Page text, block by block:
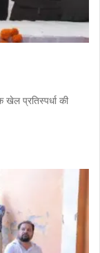
खेल प्रतिस्पर्धा की